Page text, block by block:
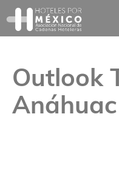
Outlook
Anáhuac